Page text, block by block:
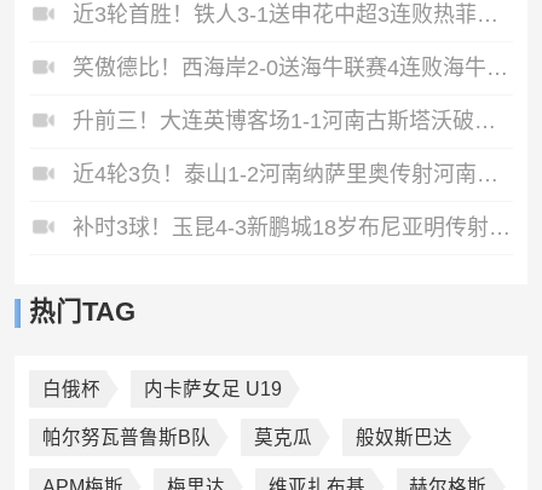
近3轮首胜！铁人3-1送申花中超3连败热菲尼奥双响邦本宜裕传射
笑傲德比！西海岸2-0送海牛联赛4连败海牛仍垫底西海岸升至第二
升前三！大连英博客场1-1河南古斯塔沃破门19岁杨铭锐替补扳平
近4轮3负！泰山1-2河南纳萨里奥传射河南终结17年客场不胜泰山
补时3球！玉昆4-3新鹏城18岁布尼亚明传射侯永永乌龙卡约绝杀
热门TAG
白俄杯 内卡萨女足 U19
帕尔努瓦普鲁斯B队 莫克瓜 般奴斯巴达